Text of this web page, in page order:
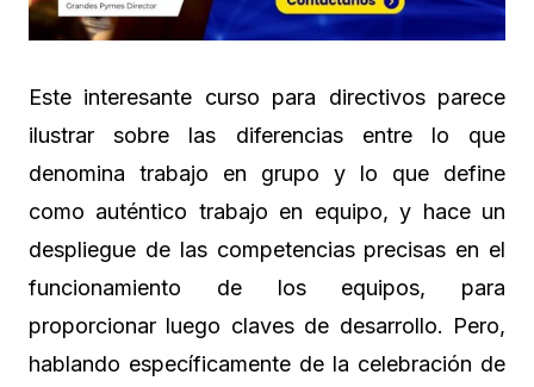
Este interesante curso para directivos parece
ilustrar sobre las diferencias entre lo que
denomina trabajo en grupo y lo que define
como auténtico trabajo en equipo, y hace un
despliegue de las competencias precisas en el
funcionamiento de los equipos, para
proporcionar luego claves de desarrollo. Pero,
hablando específicamente de la celebración de